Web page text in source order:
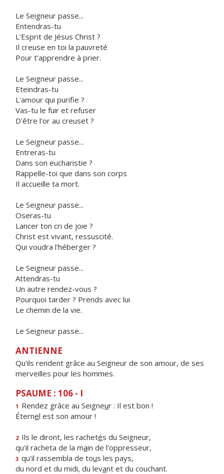
Le Seigneur passe...
Entendras-tu
L'Esprit de Jésus Christ ?
Il creuse en toi la pauvreté
Pour t'apprendre à prier.
Le Seigneur passe...
Eteindras-tu
L'amour qui purifie ?
Vas-tu le fuir et refuser
D'être l'or au creuset ?
Le Seigneur passe...
Entreras-tu
Dans son eucharistie ?
Rappelle-toi que dans son corps
Il accueille ta mort.
Le Seigneur passe...
Oseras-tu
Lancer ton cri de joie ?
Christ est vivant, ressuscité.
Qui voudra l'héberger ?
Le Seigneur passe...
Attendras-tu
Un autre rendez-vous ?
Pourquoi tarder ? Prends avec lui
Le chemin de la vie.
Le Seigneur passe...
ANTIENNE
Qu'ils rendent grâce au Seigneur de son amour, de ses
merveilles pour les hommes.
PSAUME : 106 - I
1 Rendez grâce au Seigneur : Il est bon !
Éternel est son amour !
2 Ils le diront, les rachetés du Seigneur,
qu'il racheta de la main de l'oppresseur,
3 qu'il rassembla de tous les pays,
du nord et du midi, du levant et du couchant.